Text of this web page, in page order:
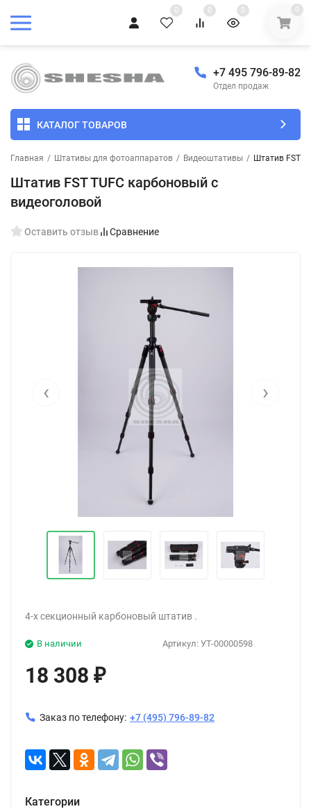
0 0 0 0
+7 495 796-89-82
Отдел продаж
КАТАЛОГ ТОВАРОВ
Главная / Штативы для фотоаппаратов / Видеоштативы / Штатив FST
Штатив FST TUFC карбоновый с
видеоголовой
Оставить отзыв Сравнение
‹ ›
4-х секционный карбоновый штатив .
Артикул: УТ-00000598
В наличии
18 308 ₽
Заказ по телефону: +7 (495) 796-89-82
Категории